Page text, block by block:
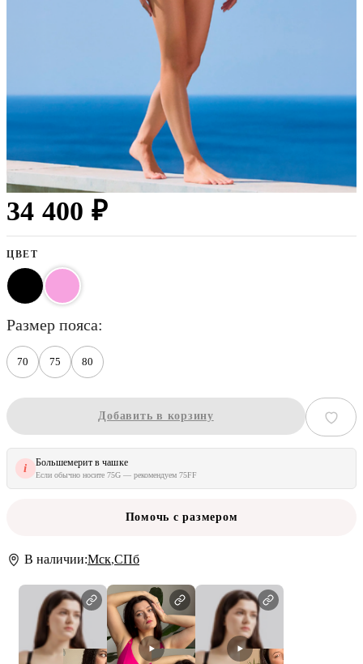
34 400 ₽
ЦВЕТ
размер пояса
70 75 80
Добавить в корзину
i Большемерит в чашке
Если обычно носите 75G — рекомендуем 75FF
Помочь с размером
В наличии:Мск,СПб